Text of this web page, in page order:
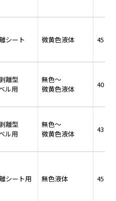
シート 微黄色液体 45
離型
ル用
無色～
微黄色液体
40
離型
ル用
無色～
微黄色液体
43
シート用 無色液体 45